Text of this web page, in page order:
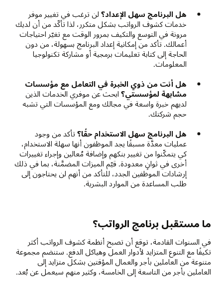
هل البرنامج سهل الإعداد؟ لن ترغب في تغيير موفر
خدمات كشوف الرواتب بشكل متكرر، لذا تأكّد من أن لديك
مرونة في التوسع والتكيف بمرور الوقت مع تغيّر احتياجات
أعمالك. تأكد من إمكانية إعداد البرنامج بسهولة، من دون
الحاجة إلى كتابة تعليمات برمجية أو مشاركة تكنولوجيا
المعلومات.
هل أنت من ذوي الخبرة في التعامل مع مؤسسات
مشابهة لمؤسستي؟ ابحث عن موفري الخدمات الذين
لديهم خبرة واسعة في مجالك ومع المؤسسات التي تشبه
حجم شركتك.
هل البرنامج سهل الاستخدام حقًا؟ تأكد من وجود
عمليات معدَّة مسبقًا يجد الموظفون أنها سهلة الاستخدام،
كي يتمكّنوا من تغيير بنكهم وإضافة مُعالين وإجراء تغييرات
أخرى في ثوانٍ معدودة. قيّم الميزات المضمَّنة، بما في ذلك
إرشادات الموظفين الجدد، للتأكد من أنهم لن يحتاجون إلى
طلب المساعدة من الموارد البشرية.
ما مستقبل برنامج الرواتب؟
في السنوات القادمة، توقع أن تصبح أنظمة كشوف الرواتب أكثر
تكيفًا مع التنوع المتزايد لأدوار العمل وهياكل الدفع. ستنضم مجموعة
متنوعة من العاملين بأجر والعمال المؤقتين بشكل متزايد إلى
العاملين بأجر من التاسعة إلى الخامسة، وكثير منهم سيعمل عن بُعد.